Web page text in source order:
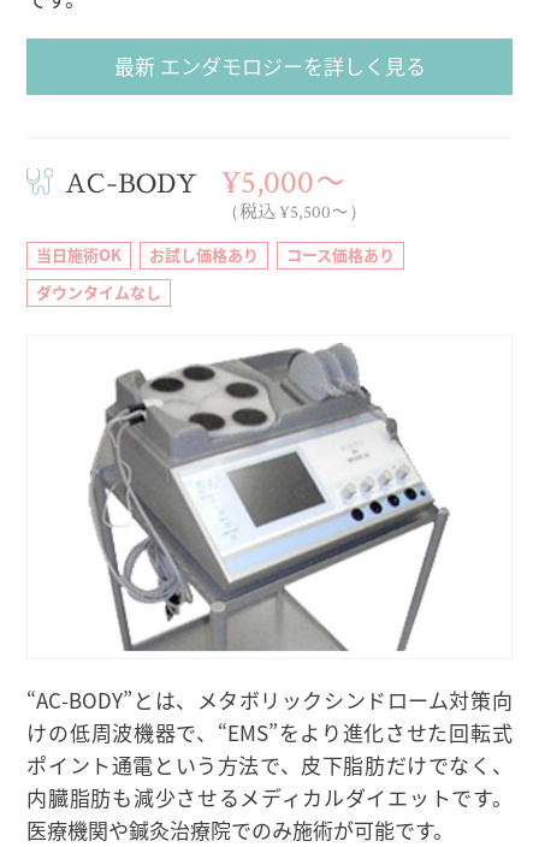
最新 エンダモロジーを詳しく見る
AC-BODY ¥5,000〜
（税込 ¥5,500〜）
当日施術OK お試し価格あり
コース価格あり
ダウンタイムなし
“AC-BODY”とは、メタボリックシンドローム対策向
けの低周波機器で、“EMS”をより進化させた回転式
ポイント通電という方法で、皮下脂肪だけでなく、
内臓脂肪も減少させるメディカルダイエットです。
医療機関や鍼灸治療院でのみ施術が可能です。